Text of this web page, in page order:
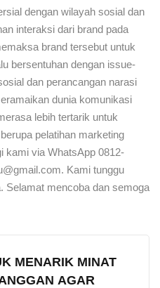
dengan wilayah sosial dan
interaksi dari brand pada
brand tersebut untuk
bersentuhan dengan issue-
dan perancangan narasi
dunia komunikasi
lebih tertarik untuk
pelatihan marketing
kami via WhatsApp 0812-
Kami tunggu
Selamat mencoba dan semoga
MENARIK MINAT
AGAR